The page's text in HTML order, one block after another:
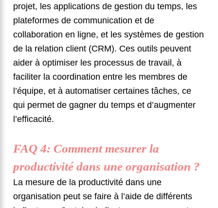
projet, les applications de gestion du temps, les
plateformes de communication et de
collaboration en ligne, et les systèmes de gestion
de la relation client (CRM). Ces outils peuvent
aider à optimiser les processus de travail, à
faciliter la coordination entre les membres de
l’équipe, et à automatiser certaines tâches, ce
qui permet de gagner du temps et d’augmenter
l’efficacité.
FAQ 4: Comment mesurer la
productivité dans une organisation ?
La mesure de la productivité dans une
organisation peut se faire à l’aide de différents